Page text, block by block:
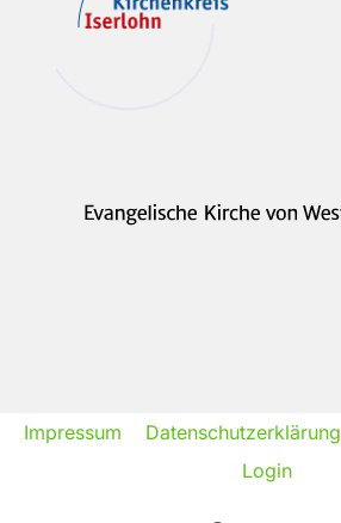
Impressum Datenschutzerklärung
Login